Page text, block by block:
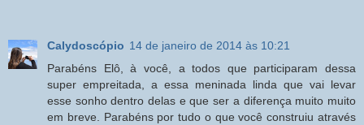
Calydoscópio 14 de janeiro de 2014 às 10:21
Parabéns Elô, à você, a todos que participaram dessa
super empreitada, a essa meninada linda que vai levar
esse sonho dentro delas e que ser a diferença muito muito
em breve. Parabéns por tudo o que você construiu através